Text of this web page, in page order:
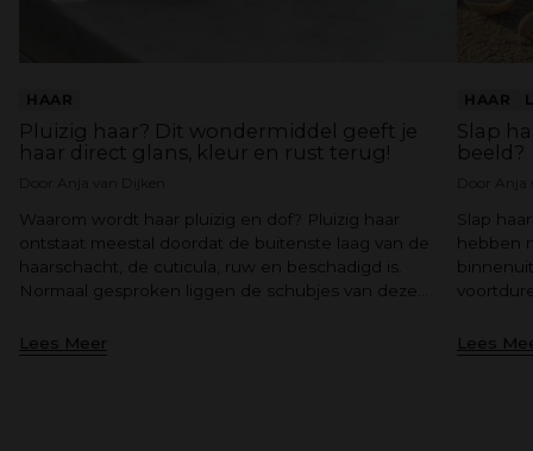
Pluizig haar? Dit wondermiddel geeft je
haar direct glans, kleur en rust terug!
Waarom wordt haar pluizig en dof? Pluizig haar
ontstaat meestal doordat de buitenste laag van de
haarschacht, de cuticula, ruw en beschadigd is.
Normaal gesproken liggen de schubjes van deze...
Lees Meer
Slap
beeld?
Slap
hebben
Lees